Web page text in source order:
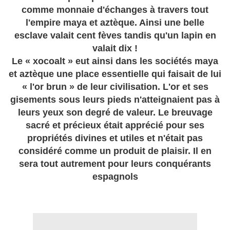
comme monnaie d'échanges à travers tout
l'empire maya et aztèque. Ainsi une belle
esclave valait cent fèves tandis qu'un lapin en
valait dix !
Le « xocoalt » eut ainsi dans les sociétés maya
et aztèque une place essentielle qui faisait de lui
« l'or brun » de leur civilisation. L'or et ses
gisements sous leurs pieds n'atteignaient pas à
leurs yeux son degré de valeur. Le breuvage
sacré et précieux était apprécié pour ses
propriétés divines et utiles et n'était pas
considéré comme un produit de plaisir. Il en
sera tout autrement pour leurs conquérants
espagnols